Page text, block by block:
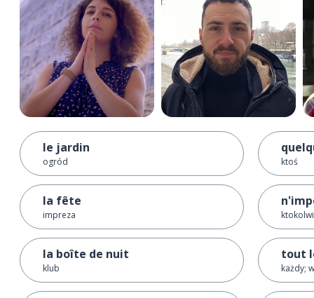
le jardin
ogród
la fête
impreza
la boîte de nuit
klub
ktoś
tout
każdy;